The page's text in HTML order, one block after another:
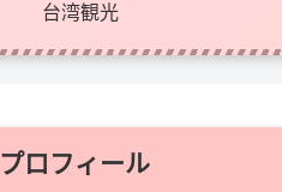
台湾観光
プロフィール